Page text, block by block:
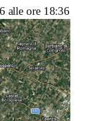
alle ore 18:36